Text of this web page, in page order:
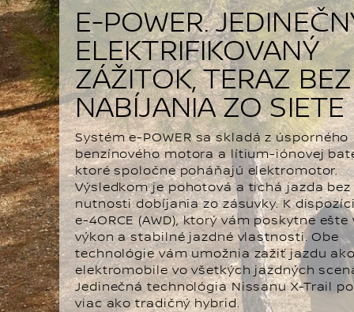
E-POWER.
ELEKTRIFIKOVANÝ
ZÁŽITOK, TERAZ BEZ
NABÍJANIA ZO SIETE
Systém e-POWER sa skladá z úsporného
benzínového motora a lítium-iónovej
ktoré spoločne poháňajú elektromotor.
Výsledkom je pohotová a tichá jazda bez
nutnosti dobíjania zo zásuvky. K
e-4ORCE (AWD), ktorý vám poskytne
výkon a stabilné jazdné vlastnosti. Obe
technológie vám umožnia zažiť jazdu
elektromobile vo všetkých jazdných
Jedinečná technológia Nissanu X-Trail
viac ako tradičný hybrid.